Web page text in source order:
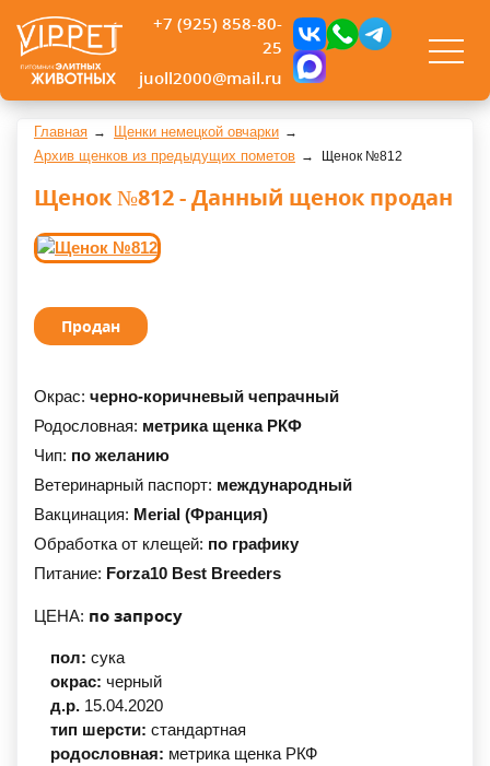
+7 (925) 858-80-
25
juoll2000@mail.ru
Главная
Щенки немецкой овчарки
Архив щенков из предыдущих пометов
Щенок №812
Щенок №812 - Данный щенок продан
Продан
Окрас: черно-коричневый чепрачный
Родословная: метрика щенка РКФ
Чип: по желанию
Ветеринарный паспорт: международный
Вакцинация: Merial (Франция)
Обработка от клещей: по графику
Питание: Forza10 Best Breeders
ЦЕНА: по запросу
пол: сука
окрас: черный
д.р. 15.04.2020
тип шерсти: стандартная
родословная: метрика щенка РКФ